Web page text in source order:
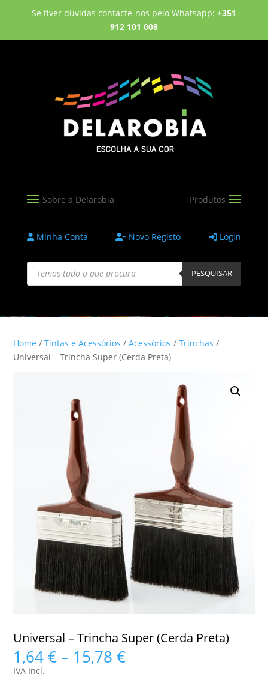
Se tiver dúvidas contacte-nos pelo Whatsapp: +351
912 101 008
Minha Conta Novo Registo Login
Products
search PESQUISAR
Home /Tintas e Acessórios /Acessórios /Trinchas /
Universal – Trincha Super (Cerda Preta)
Universal – Trincha Super (Cerda Preta)
1,64€ – 15,78€Price
IVA Incl.